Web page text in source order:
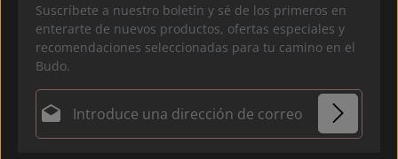
Suscríbete a nuestro boletín y sé de los primeros en
enterarte de nuevos productos, ofertas especiales y
recomendaciones seleccionadas para tu camino en el
Budo.
Dirección de correo electrónico*